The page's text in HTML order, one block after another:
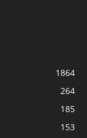
1864
264
185
153